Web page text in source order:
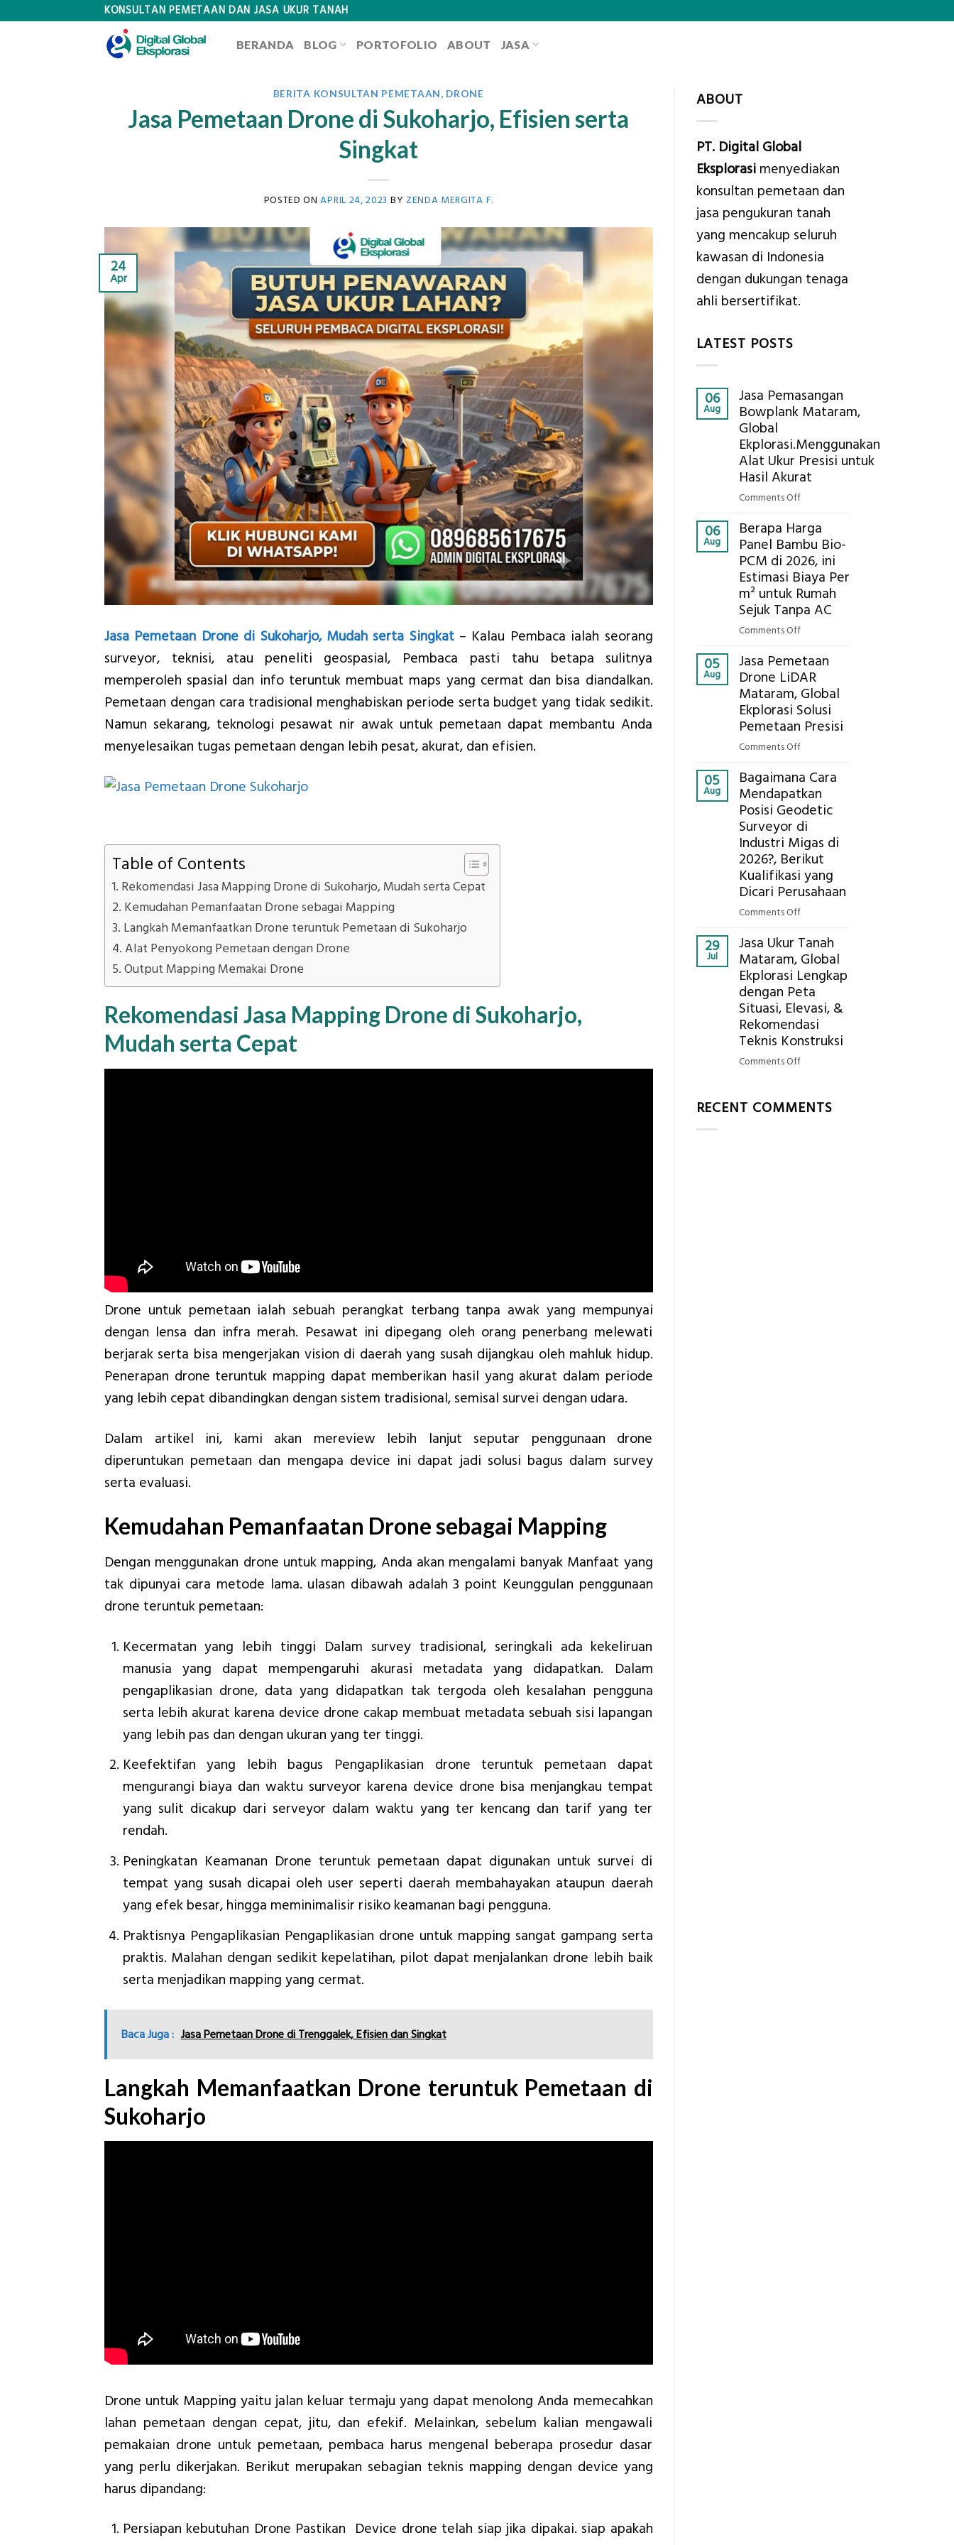
KONSULTAN PEMETAAN DAN JASA UKUR TANAH
BERANDA BLOG PORTOFOLIO ABOUT JASA
BERITA KONSULTAN PEMETAAN, DRONE
Jasa Pemetaan Drone di Sukoharjo, Efisien serta
Singkat
POSTED ONAPRIL 24, 2023 BY ZENDA MERGITA F.
24
Apr
Jasa Pemetaan Drone di Sukoharjo, Mudah serta Singkat– Kalau Pembaca ialah seorang
surveyor, teknisi, atau peneliti geospasial, Pembaca pasti tahu betapa sulitnya
memperoleh spasial dan info teruntuk membuat maps yang cermat dan bisa diandalkan.
Pemetaan dengan cara tradisional menghabiskan periode serta budget yang tidak sedikit.
Namun sekarang, teknologi pesawat nir awak untuk pemetaan dapat membantu Anda
menyelesaikan tugas pemetaan dengan lebih pesat, akurat, dan efisien.
Table of Contents
Rekomendasi Jasa Mapping Drone di Sukoharjo, Mudah serta Cepat
Kemudahan Pemanfaatan Drone sebagai Mapping
Langkah Memanfaatkan Drone teruntuk Pemetaan di Sukoharjo
Alat Penyokong Pemetaan dengan Drone
Output Mapping Memakai Drone
Rekomendasi Jasa Mapping Drone di Sukoharjo,
Mudah serta Cepat
Drone untuk pemetaan ialah sebuah perangkat terbang tanpa awak yang mempunyai
dengan lensa dan infra merah. Pesawat ini dipegang oleh orang penerbang melewati
berjarak serta bisa mengerjakan vision di daerah yang susah dijangkau oleh mahluk hidup.
Penerapan drone teruntuk mapping dapat memberikan hasil yang akurat dalam periode
yang lebih cepat dibandingkan dengan sistem tradisional, semisal survei dengan udara.
Dalam artikel ini, kami akan mereview lebih lanjut seputar penggunaan drone
diperuntukan pemetaan dan mengapa device ini dapat jadi solusi bagus dalam survey
serta evaluasi.
Kemudahan Pemanfaatan Drone sebagai Mapping
Dengan menggunakan drone untuk mapping, Anda akan mengalami banyak Manfaat yang
tak dipunyai cara metode lama. ulasan dibawah adalah 3 point Keunggulan penggunaan
drone teruntuk pemetaan:
Kecermatan yang lebih tinggi Dalam survey tradisional, seringkali ada kekeliruan
manusia yang dapat mempengaruhi akurasi metadata yang didapatkan. Dalam
pengaplikasian drone, data yang didapatkan tak tergoda oleh kesalahan pengguna
serta lebih akurat karena device drone cakap membuat metadata sebuah sisi lapangan
yang lebih pas dan dengan ukuran yang ter tinggi.
Keefektifan yang lebih bagus Pengaplikasian drone teruntuk pemetaan dapat
mengurangi biaya dan waktu surveyor karena device drone bisa menjangkau tempat
yang sulit dicakup dari serveyor dalam waktu yang ter kencang dan tarif yang ter
rendah.
Peningkatan Keamanan Drone teruntuk pemetaan dapat digunakan untuk survei di
tempat yang susah dicapai oleh user seperti daerah membahayakan ataupun daerah
yang efek besar, hingga meminimalisir risiko keamanan bagi pengguna.
Praktisnya Pengaplikasian Pengaplikasian drone untuk mapping sangat gampang serta
praktis. Malahan dengan sedikit kepelatihan, pilot dapat menjalankan drone lebih baik
serta menjadikan mapping yang cermat.
Baca Juga : Jasa Pemetaan Drone di Trenggalek, Efisien dan Singkat
Langkah Memanfaatkan Drone teruntuk Pemetaan di
Sukoharjo
Drone untuk Mapping yaitu jalan keluar termaju yang dapat menolong Anda memecahkan
lahan pemetaan dengan cepat, jitu, dan efekif. Melainkan, sebelum kalian mengawali
pemakaian drone untuk pemetaan, pembaca harus mengenal beberapa prosedur dasar
yang perlu dikerjakan. Berikut merupakan sebagian teknis mapping dengan device yang
harus dipandang:
Persiapan kebutuhan Drone Pastikan Device drone telah siap jika dipakai. siap apakah
ABOUT
PT. Digital Global
Eksplorasimenyediakan
konsultan pemetaan dan
jasa pengukuran tanah
yang mencakup seluruh
kawasan di Indonesia
dengan dukungan tenaga
ahli bersertifikat.
LATEST POSTS
06
Aug
Jasa Pemasangan
Bowplank Mataram,
Global
Ekplorasi.Menggunakan
Alat Ukur Presisi untuk
Hasil Akurat
Comments Offon
Pemasangan
Bowplank
Mataram,
Global
Ekplorasi.Menggunakan
Alat
untuk
Hasil
Akurat
06
Aug
Berapa Harga
Panel Bambu Bio-
PCM di 2026, ini
Estimasi Biaya Per
m² untuk Rumah
Sejuk Tanpa AC
Comments Offon
Harga
Panel
Bambu
Bio-
PCM
Estimasi
Biaya
Per
m²
untuk
Rumah
Sejuk
Tanpa
AC
05
Aug
Jasa Pemetaan
Drone LiDAR
Mataram, Global
Ekplorasi Solusi
Pemetaan Presisi
Comments Offon
Pemetaan
Drone
LiDAR
Mataram,
Global
Ekplorasi
Solusi
Pemetaan
05
Aug
Bagaimana Cara
Mendapatkan
Posisi Geodetic
Surveyor di
Industri Migas di
2026?, Berikut
Kualifikasi yang
Dicari Perusahaan
Comments Offon
Cara
Mendapatkan
Posisi
Geodetic
Surveyor
di
Industri
Berikut
Kualifikasi
29
Jul
Jasa Ukur Tanah
Mataram, Global
Ekplorasi Lengkap
dengan Peta
Situasi, Elevasi, &
Rekomendasi
Teknis Konstruksi
Comments Offon
Tanah
RECENT COMMENTS